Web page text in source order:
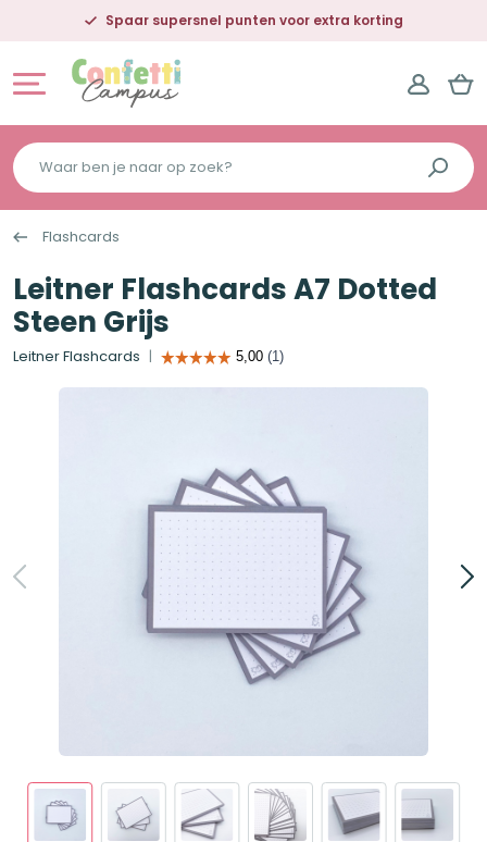
Spaar supersnel punten voor extra korting
Waar
ben
je
naar
op
zoek?
Flashcards
Leitner Flashcards A7 Dotted
Steen Grijs
Leitner Flashcards